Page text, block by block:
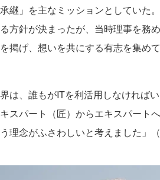
継」を主なミッションとしていた
方針が決まったが、当時理事を務
掲げ、想いを共にする有志を集め
は、誰もがITを利活用しなければ
スパート（匠）からエキスパート
理念がふさわしいと考えました」（